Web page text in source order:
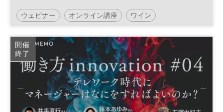
ウェビナー オンライン講座 ワイン
開催
終了